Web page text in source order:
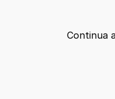
Continua